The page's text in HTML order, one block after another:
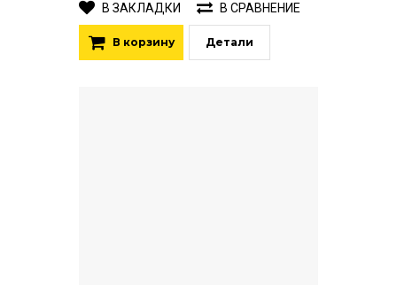
В ЗАКЛАДКИ В СРАВНЕНИЕ
В корзину Детали